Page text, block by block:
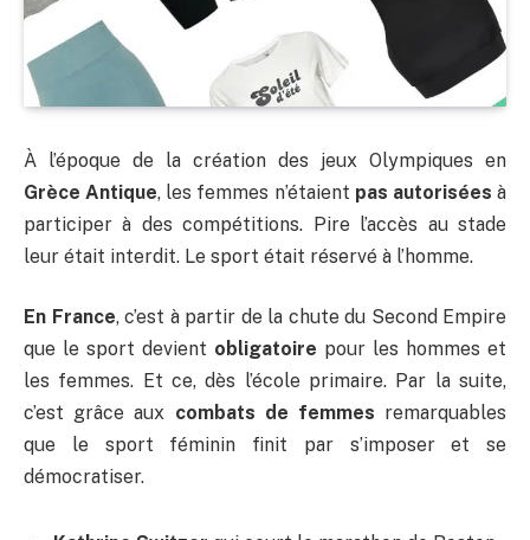
À l’époque de la création des jeux Olympiques en
Grèce Antique, les femmes n’étaient pas autorisées à
participer à des compétitions. Pire l’accès au stade
leur était interdit. Le sport était réservé à l’homme.
En France, c’est à partir de la chute du Second Empire
que le sport devient obligatoire pour les hommes et
les femmes. Et ce, dès l’école primaire. Par la suite,
c’est grâce aux combats de femmes remarquables
que le sport féminin finit par s’imposer et se
démocratiser.